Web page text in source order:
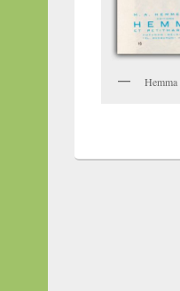
Hemma